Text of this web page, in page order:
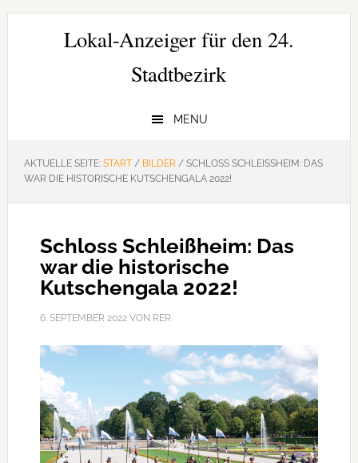
Zur
Hauptnavigation
Zum
Zur
SeitenspalteLokal-Anzeiger für den 24.
Stadtbezirk
MENU
AKTUELLE SEITE: START / BILDER /SCHLOSS SCHLEISSHEIM: DAS W
AR DIE HISTORISCHE KUTSCHENGALA 2022!
Schloss Schleißheim: Das
war die historische
Kutschengala 2022!
6. SEPTEMBER 2022VON RER